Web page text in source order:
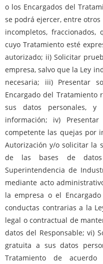
o los Encargados del
se podrá ejercer, entre
incompletos,
cuyo Tratamiento esté
autorizado; ii) Solicitar
empresa, salvo que la Ley
necesaria; iii) Presentar
Encargado del Tratamiento
sus datos personales,
información; iv)
competente las quejas por
Autorización y/o solicitar la
de las bases de
Superintendencia de
mediante acto
la empresa o el
conductas contrarias a la
legal o contractual de
datos del Responsable; vi)
gratuita a sus datos
Tratamiento de